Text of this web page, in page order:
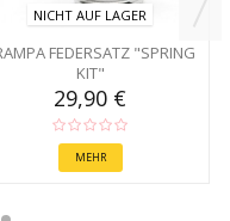
NICHT AUF LAGER
FEDERSATZ "SPRING
KIT"
29,90 €
MEHR